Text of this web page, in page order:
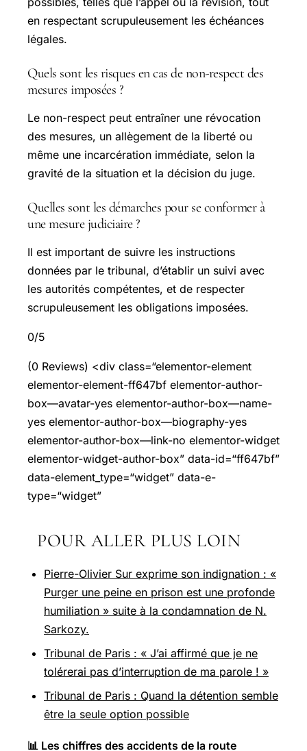
en respectant scrupuleusement les échéances
légales.
Quels sont les risques en cas de non-respect des
mesures imposées ?
Le non-respect peut entraîner une révocation
des mesures, un allègement de la liberté ou
même une incarcération immédiate, selon la
gravité de la situation et la décision du juge.
Quelles sont les démarches pour se conformer à
une mesure judiciaire ?
Il est important de suivre les instructions
données par le tribunal, d’établir un suivi avec
les autorités compétentes, et de respecter
scrupuleusement les obligations imposées.
0/5
(0 Reviews) <div class=“elementor-element
elementor-element-ff647bf elementor-author-
box—avatar-yes elementor-author-box—name-
yes elementor-author-box—biography-yes
elementor-author-box—link-no elementor-widget
elementor-widget-author-box” data-id=“ff647bf”
data-element_type=“widget” data-e-
type=“widget”
POUR ALLER PLUS LOIN
Pierre-Olivier Sur exprime son indignation : «
Purger une peine en prison est une profonde
humiliation » suite à la condamnation de N.
Sarkozy.
Tribunal de Paris : « J’ai affirmé que je ne
tolérerai pas d’interruption de ma parole ! »
Tribunal de Paris : Quand la détention semble
être la seule option possible
📊 Les chiffres des accidents de la route